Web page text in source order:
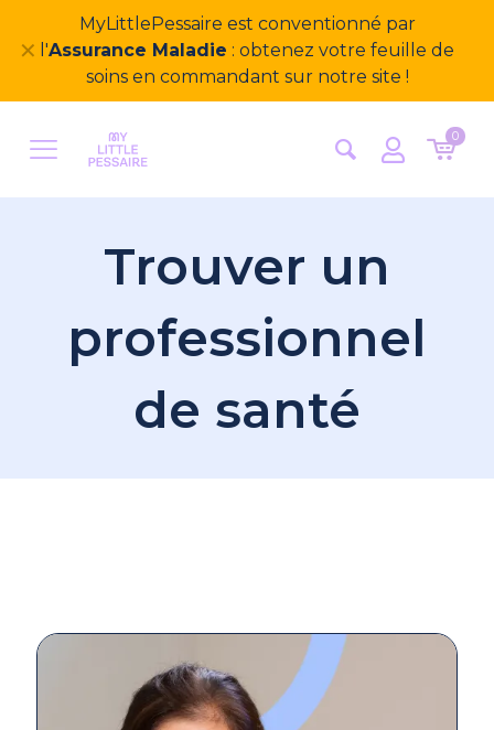
MyLittlePessaire est conventionné par
l'Assurance Maladie : obtenez votre feuille de
soins en commandant sur notre site !
✕
0
Trouver un
professionnel
de santé